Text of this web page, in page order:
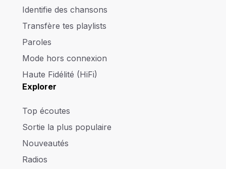
Identifie des chansons
Transfère tes playlists
Paroles
Mode hors connexion
Haute Fidélité (HiFi)
Explorer
Top écoutes
Sortie la plus populaire
Nouveautés
Radios